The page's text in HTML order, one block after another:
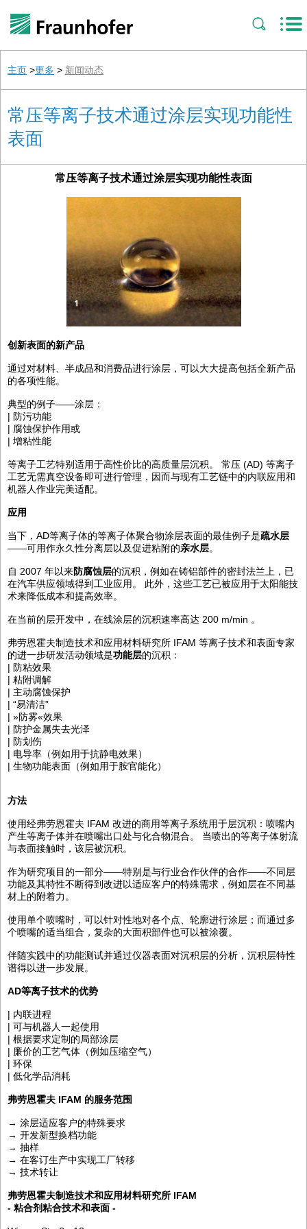
主页 >更多 > 新闻动态
常压等离子技术通过涂层实现功能性
表面
常压等离子技术通过涂层实现功能性表面
创新表面的新产品
通过对材料、半成品和消费品进行涂层，可以大大提高包括全新产品
的各项性能。
典型的例子——涂层：
| 防污功能
| 腐蚀保护作用或
| 增粘性能
等离子工艺特别适用于高性价比的高质量层沉积。 常压 (AD) 等离子
工艺无需真空设备即可进行管理，因而与现有工艺链中的内联应用和
机器人作业完美适配。
应用
当下，AD等离子体的等离子体聚合物涂层表面的最佳例子是疏水层
——可用作永久性分离层以及促进粘附的亲水层。
自 2007 年以来防腐蚀层的沉积，例如在铸铝部件的密封法兰上，已
在汽车供应领域得到工业应用。 此外，这些工艺已被应用于太阳能技
术来降低成本和提高效率。
在当前的层开发中，在线涂层的沉积速率高达 200 m/min 。
弗劳恩霍夫制造技术和应用材料研究所 IFAM 等离子技术和表面专家
的进一步研发活动领域是功能层的沉积：
| 防粘效果
| 粘附调解
| 主动腐蚀保护
| “易清洁”
| »防雾«效果
| 防护金属失去光泽
| 防划伤
| 电导率（例如用于抗静电效果）
| 生物功能表面（例如用于胺官能化）
方法
使用经弗劳恩霍夫 IFAM 改进的商用等离子系统用于层沉积：喷嘴内
产生等离子体并在喷嘴出口处与化合物混合。 当喷出的等离子体射流
与表面接触时，该层被沉积。
作为研究项目的一部分——特别是与行业合作伙伴的合作——不同层
功能及其特性不断得到改进以适应客户的特殊需求，例如层在不同基
材上的附着力。
使用单个喷嘴时，可以针对性地对各个点、轮廓进行涂层；而通过多
个喷嘴的适当组合，复杂的大面积部件也可以被涂覆。
伴随实践中的功能测试并通过仪器表面对沉积层的分析，沉积层特性
谱得以进一步发展。
AD等离子技术的优势
| 内联进程
| 可与机器人一起使用
| 根据要求定制的局部涂层
| 廉价的工艺气体（例如压缩空气）
| 环保
| 低化学品消耗
弗劳恩霍夫 IFAM 的服务范围
→ 涂层适应客户的特殊要求
→ 开发新型换档功能
→ 抽样
→ 在客订生产中实现工厂转移
→ 技术转让
弗劳恩霍夫制造技术和应用材料研究所 IFAM
- 粘合剂粘合技术和表面 -